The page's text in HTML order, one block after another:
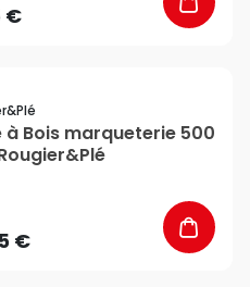
€
à Bois marqueterie 500
€